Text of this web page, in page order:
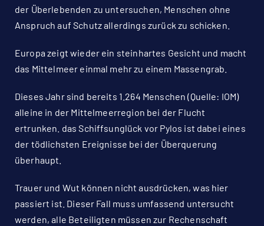
der Überlebenden zu untersuchen, Menschen ohne
Anspruch auf Schutz allerdings zurück zu schicken.
Europa zeigt wieder ein steinhartes Gesicht und macht
das Mittelmeer einmal mehr zu einem Massengrab.
Dieses Jahr sind bereits 1.264 Menschen (Quelle: IOM)
alleine in der Mittelmeerregion bei der Flucht
ertrunken. das Schiffsunglück vor Pylos ist dabei eines
der tödlichsten Ereignisse bei der Überquerung
überhaupt.
Trauer und Wut können nicht ausdrücken, was hier
passiert ist. Dieser Fall muss umfassend untersucht
werden, alle Beteiligten müssen zur Rechenschaft